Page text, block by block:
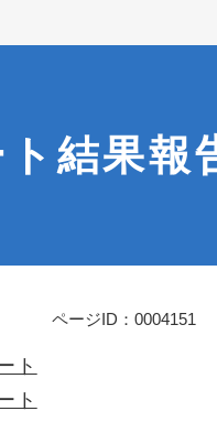
結果報
ページID：0004151
ト
ト